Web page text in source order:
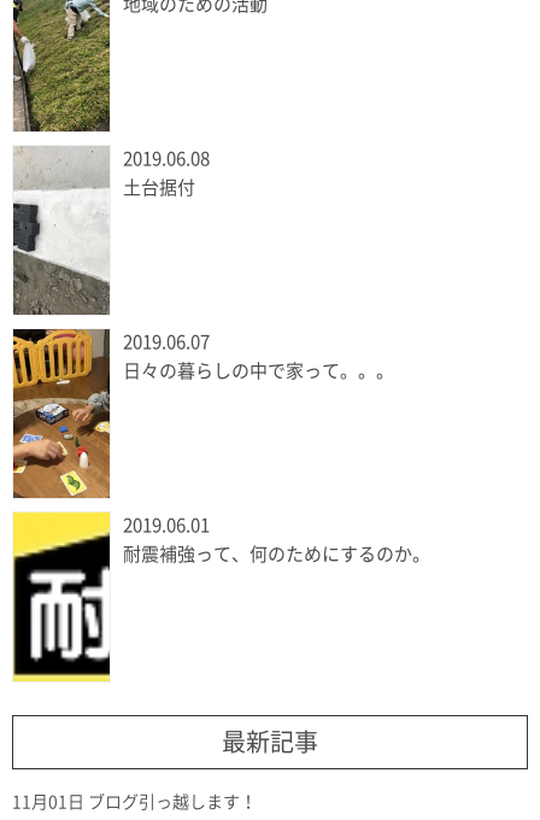
地域のための活動
2019.06.08
土台据付
2019.06.07
日々の暮らしの中で家って。。。
2019.06.01
耐震補強って、何のためにするのか。
最新記事
11月01日 ブログ引っ越します！